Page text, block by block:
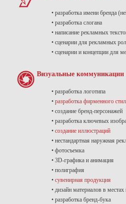
• разработка имени бренда
• разработка слогана
• написание рекламных
• сценарии для рекламных
• сценарии и концепции для
Визуальные коммуникации
• разработка логотипа
•разработка фирменного
• создание бренд-персонажей
• разработка ключевых
•создание иллюстраций
• нестандартная наружная
• фотосъемка
• 3D-графика и анимация
• полиграфия
•сувенирная продукция
• дизайн материалов в
• разработка бренд-бука